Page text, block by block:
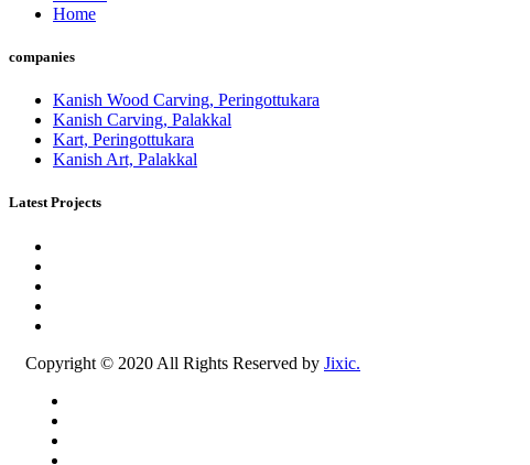
Home
companies
Kanish Wood Carving, Peringottukara
Kanish Carving, Palakkal
Kart, Peringottukara
Kanish Art, Palakkal
Latest Projects
Copyright © 2020 All Rights Reserved by Jixic.